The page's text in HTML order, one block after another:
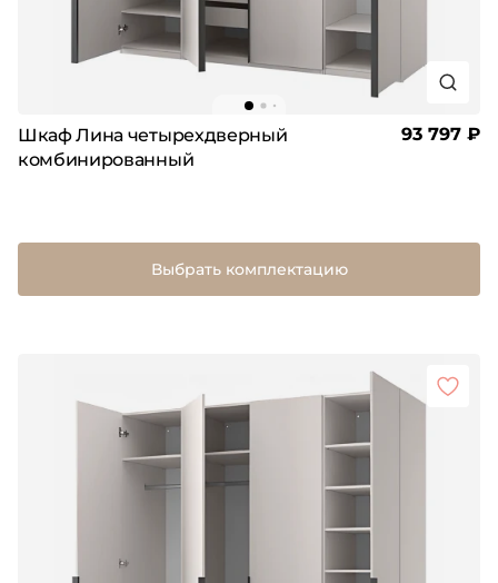
Шкаф Лина четырехдверный
комбинированный
93 797 ₽
Выбрать комплектацию